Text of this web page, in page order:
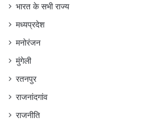
भारत के सभी राज्य
मध्यप्रदेश
मनोरंजन
मुंगेली
रतनपुर
राजनांदगांव
राजनीति